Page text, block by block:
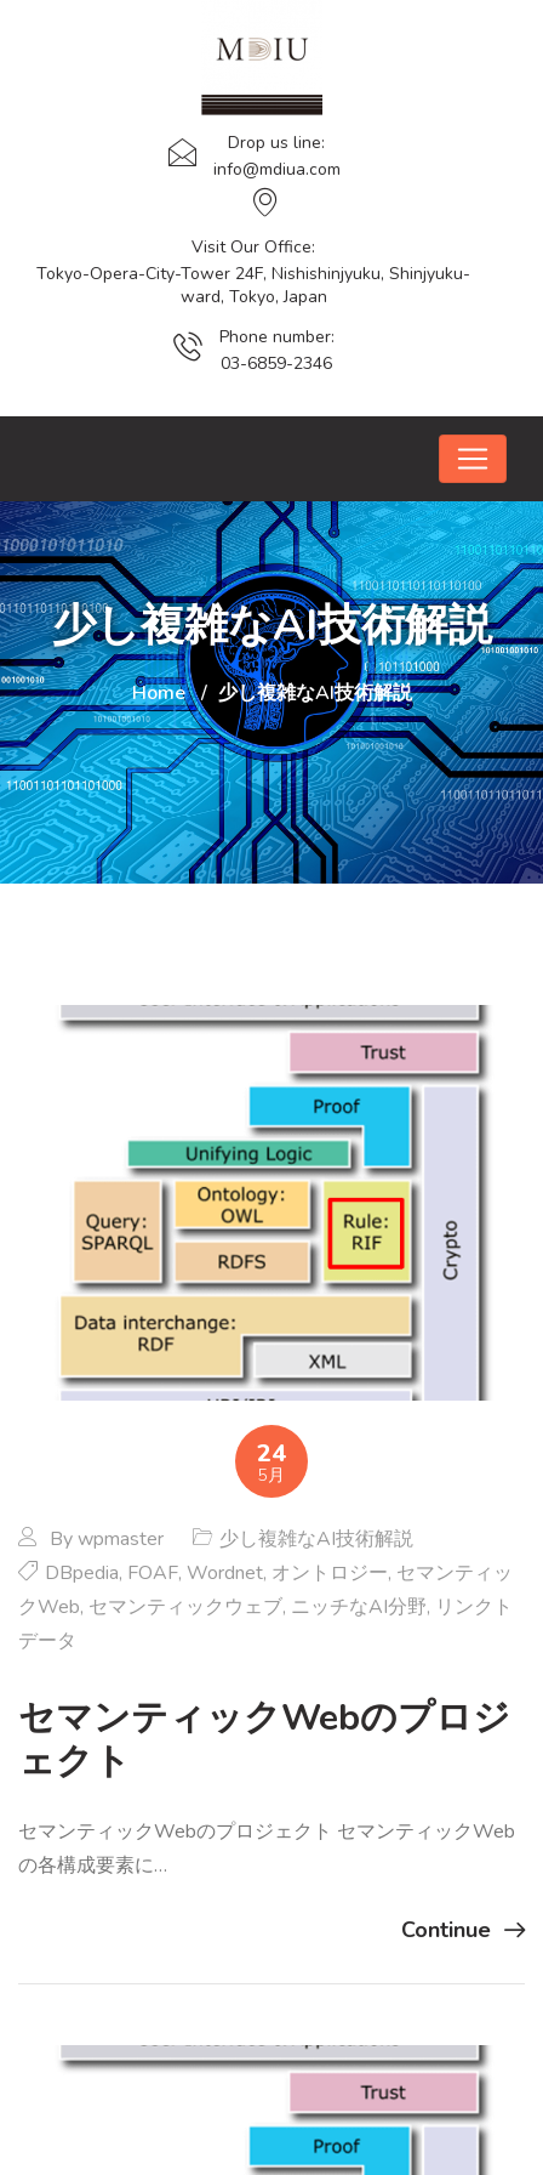
Drop us line:
info@mdiua.com
Visit Our Office:
Tokyo-Opera-City-Tower 24F, Nishishinjyuku, Shinjyuku-
ward, Tokyo, Japan
Phone number:
03-6859-2346
少し複雑なAI技術解説
Home 少し複雑なAI技術解説
24
5月
Bywpmaster
少し複雑なAI技術解説
DBpedia, FOAF, Wordnet, オントロジー, セマンティッ
クWeb, セマンティックウェブ, ニッチなAI分野, リンクト
データ
セマンティックWebのプロジ
ェクト
セマンティックWebのプロジェクト セマンティックWeb
の各構成要素に…
Continue